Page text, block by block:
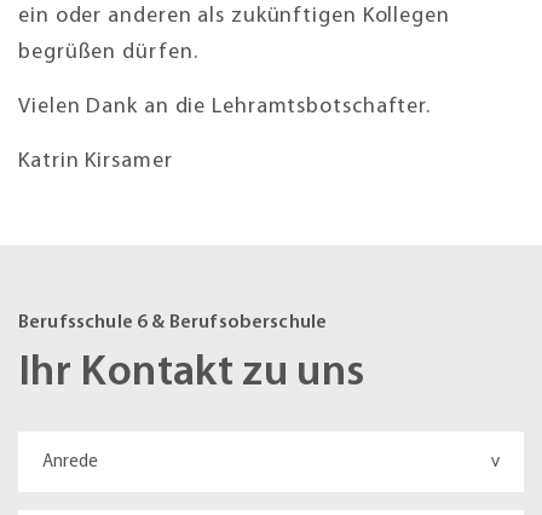
ein oder anderen als zukünftigen Kollegen
begrüßen dürfen.
Vielen Dank an die Lehramtsbotschafter.
Katrin Kirsamer
Berufsschule 6 & Berufsoberschule
Ihr Kontakt zu uns